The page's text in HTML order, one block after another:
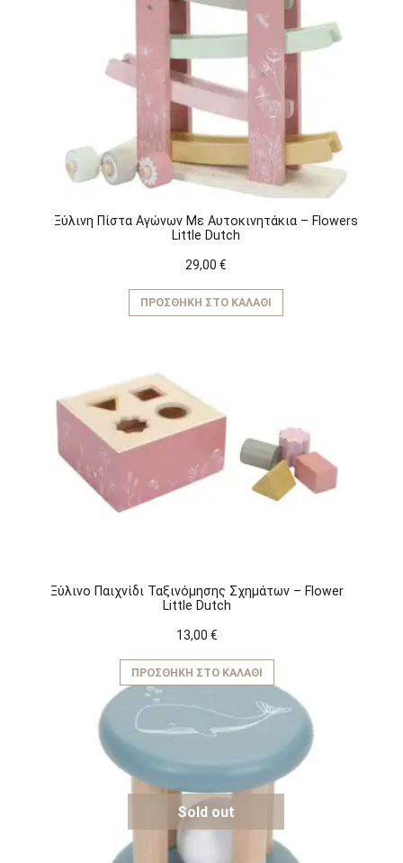
Ξύλινη Πίστα Αγώνων Με Αυτοκινητάκια – Flowers
Little Dutch
29,00 €
ΠΡΟΣΘΉΚΗ ΣΤΟ ΚΑΛΆΘΙ
Ξύλινο Παιχνίδι Ταξινόμησης Σχημάτων – Flower
Little Dutch
13,00 €
ΠΡΟΣΘΉΚΗ ΣΤΟ ΚΑΛΆΘΙ
Sold out